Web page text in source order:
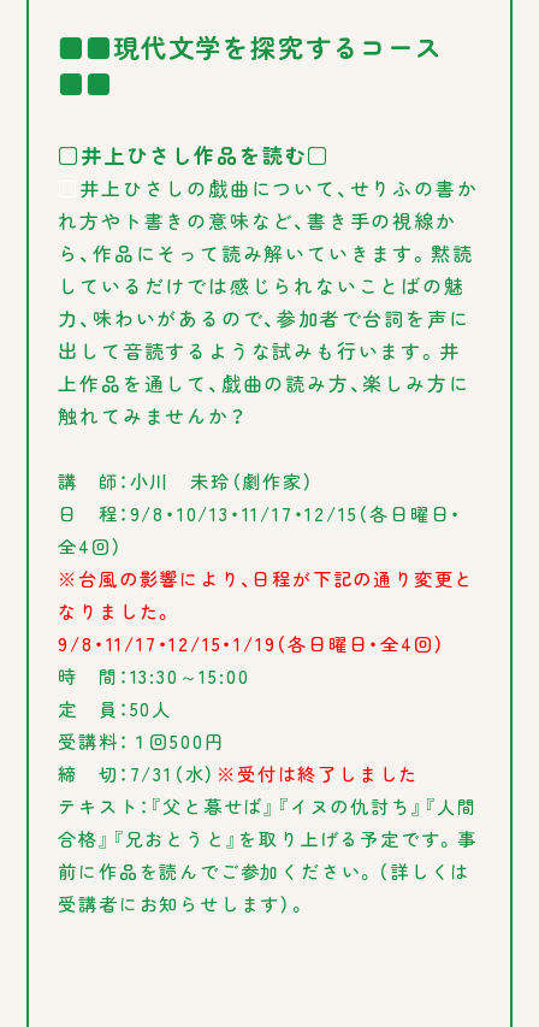
■■現代文学を探究するコース
■■
□井上ひさし作品を読む□
井上ひさしの戯曲について、せりふの書か
れ方やト書きの意味など、書き手の視線か
ら、作品にそって読み解いていきます。黙読
しているだけでは感じられないことばの魅
力、味わいがあるので、参加者で台詞を声に
出して音読するような試みも行います。井
上作品を通して、戯曲の読み方、楽しみ方に
触れてみませんか？
講 師：小川 未玲（劇作家）
日 程：9/8・10/13・11/17・12/15（各日曜日・
全4回）
※台風の影響により、日程が下記の通り変更と
なりました。
9/8・11/17・12/15・1/19（各日曜日・全4回）
時 間：13:30～15:00
定 員：50人
受講料：１回500円
締 切：7/31（水） ※受付は終了しました
テキスト：『父と暮せば』『イヌの仇討ち』『人間
合格』『兄おとうと』を取り上げる予定です。事
前に作品を読んでご参加ください。（詳しくは
受講者にお知らせします）。